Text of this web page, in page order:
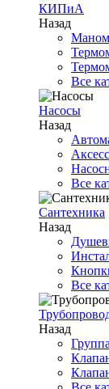
КИПиА
Назад
Все
Насосы
Назад
Все
Сантехника
Назад
Все
Назад